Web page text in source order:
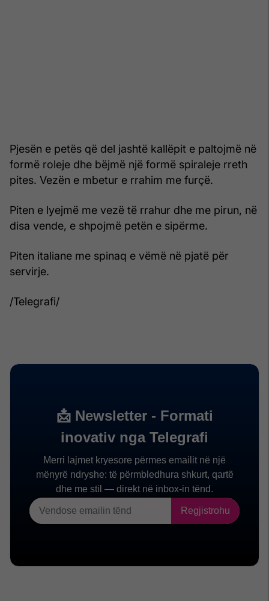
Pjesën e petës që del jashtë kallëpit e paltojmë në
formë roleje dhe bëjmë një formë spiraleje rreth
pites. Vezën e mbetur e rrahim me furçë.
Piten e lyejmë me vezë të rrahur dhe me pirun, në
disa vende, e shpojmë petën e sipërme.
Piten italiane me spinaq e vëmë në pjatë për
servirje.
/Telegrafi/